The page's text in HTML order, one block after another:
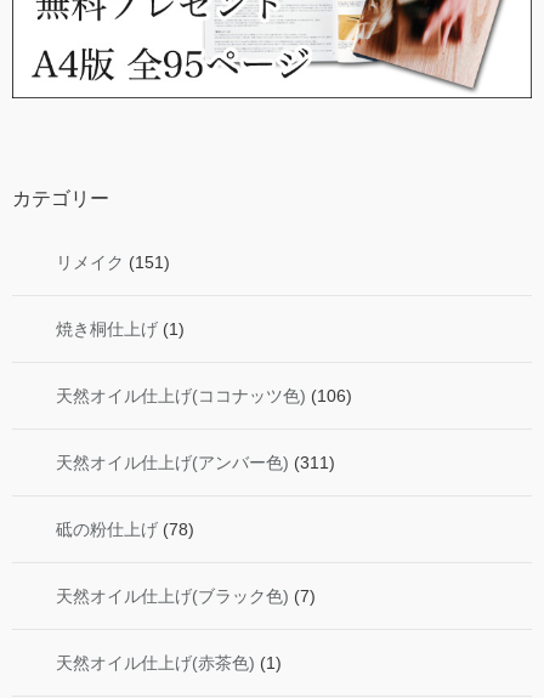
カテゴリー
リメイク (151)
焼き桐仕上げ (1)
天然オイル仕上げ(ココナッツ色) (106)
天然オイル仕上げ(アンバー色) (311)
砥の粉仕上げ (78)
天然オイル仕上げ(ブラック色) (7)
天然オイル仕上げ(赤茶色) (1)